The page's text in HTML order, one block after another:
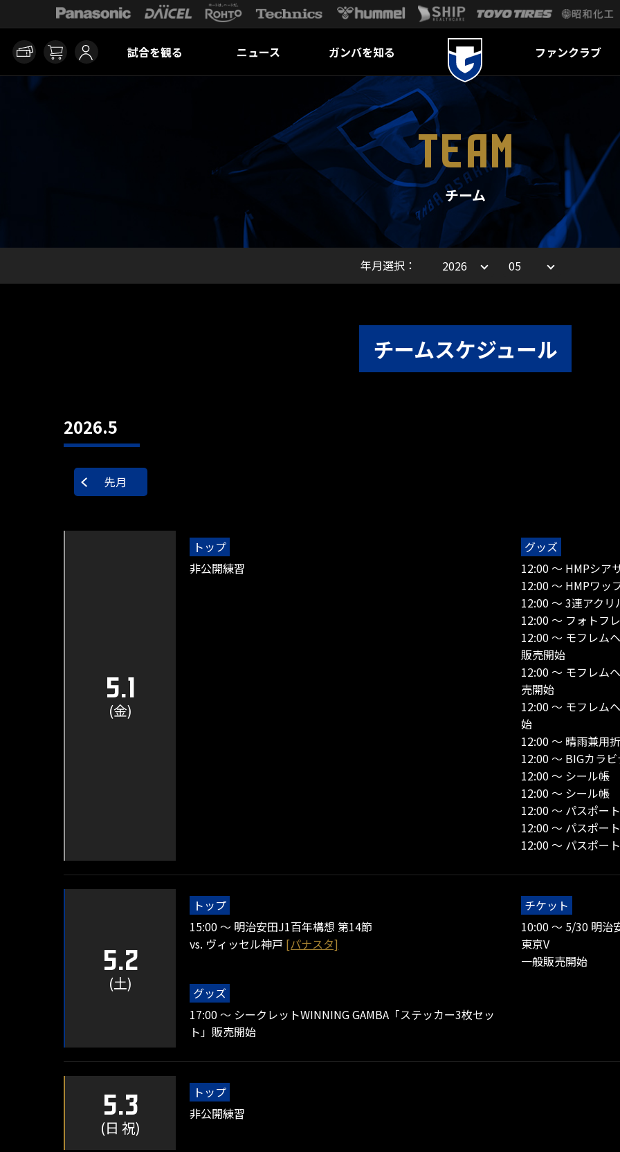
試合を観る ニュース ガンバを知る ファンクラブ
TEAM
チーム
年月選択：
チームスケジュール
2026.5
先月
5.1
(金)
トップ
非公開練習
グッズ
12:00 ～ HMPシア
12:00 ～ HMPワッ
12:00 ～ 3連アク
12:00 ～ フォトフ
12:00 ～ モフレム
販売開始
12:00 ～ モフレム
売開始
12:00 ～ モフレム
始
12:00 ～ 晴雨兼用
12:00 ～ BIGカラ
12:00 ～ シール帳
12:00 ～ シール帳
12:00 ～ パスポー
12:00 ～ パスポー
12:00 ～ パスポー
5.2
(土)
トップ
15:00 ～ 明治安田J1百年構想 第14節
vs. ヴィッセル神戸 [パナスタ]
チケット
10:00 ～ 5/30 明治
東京V
一般販売開始
グッズ
17:00 ～ シークレットWINNING GAMBA「ステッカー3枚セッ
ト」販売開始
5.3
(日 祝)
トップ
非公開練習